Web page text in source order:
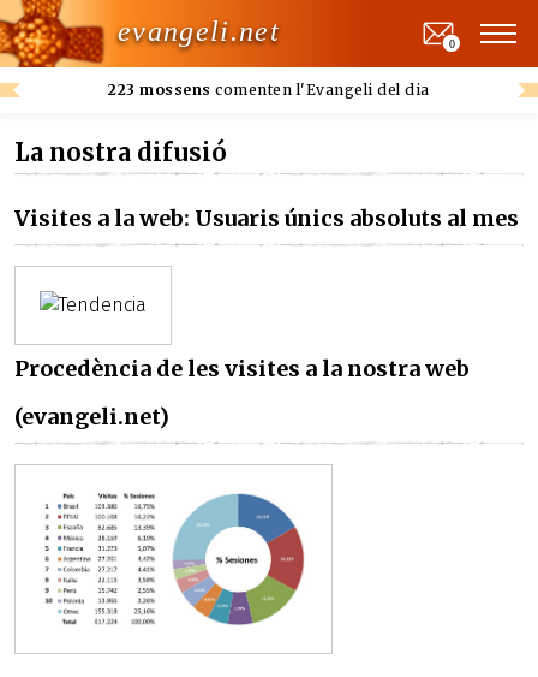
evangeli.net
223 mossens comenten l'Evangeli del dia
0
La nostra difusió
Visites a la web: Usuaris únics absoluts al mes
Procedència de les visites a la nostra web
(evangeli.net)